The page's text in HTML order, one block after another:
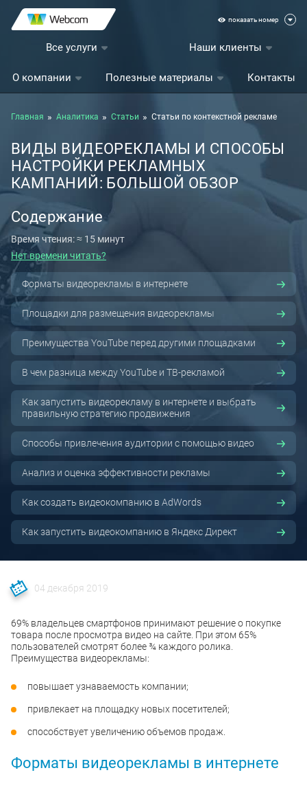
показать номер
Все услуги Наши клиенты
О компании Полезные материалы Контакты
Главная Аналитика Статьи Статьи по контекстной рекламе
ВИДЫ ВИДЕОРЕКЛАМЫ И СПОСОБЫ
НАСТРОЙКИ РЕКЛАМНЫХ
КАМПАНИЙ: БОЛЬШОЙ ОБЗОР
Содержание
Время чтения: ≈ 15 минут
Нет времени читать?
Форматы видеорекламы в интернете
Площадки для размещения видеорекламы
Преимущества YouTube перед другими площадками
В чем разница между YouTube и ТВ-рекламой
Как запустить видеорекламу в интернете и выбрать
правильную стратегию продвижения
Способы привлечения аудитории с помощью видео
Анализ и оценка эффективности рекламы
Как создать видеокомпанию в AdWords
Как запустить видеокомпанию в Яндекс Директ
04 декабря 2019
69% владельцев смартфонов принимают решение о покупке
товара после просмотра видео на сайте. При этом 65%
пользователей смотрят более ¾ каждого ролика.
Преимущества видеорекламы:
повышает узнаваемость компании;
привлекает на площадку новых посетителей;
способствует увеличению объемов продаж.
Форматы видеорекламы в интернете